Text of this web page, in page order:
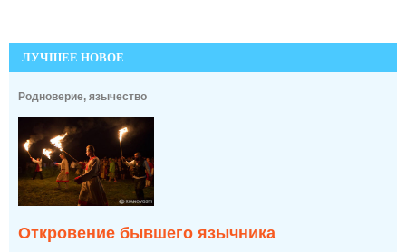
ЛУЧШЕЕ НОВОЕ
Родноверие, язычество
Откровение бывшего язычника